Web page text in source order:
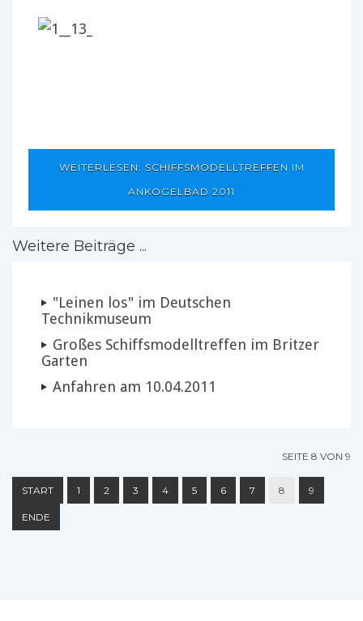
WEITERLESEN: SCHIFFSMODELLTREFFEN IM
ANKOGELBAD 2011
Weitere Beiträge ...
"Leinen los" im Deutschen
Technikmuseum
Großes Schiffsmodelltreffen im Britzer
Garten
Anfahren am 10.04.2011
SEITE 8 VON 9
START 1 2 3 4 5 6 7 8 9
ENDE